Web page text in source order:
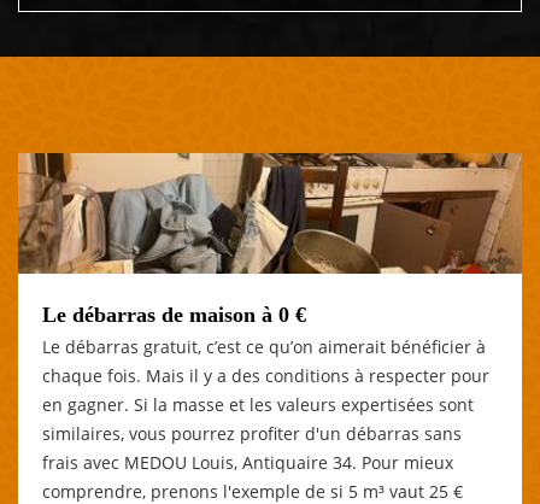
Le débarras de maison à 0 €
Le débarras gratuit, c’est ce qu’on aimerait bénéficier à
chaque fois. Mais il y a des conditions à respecter pour
en gagner. Si la masse et les valeurs expertisées sont
similaires, vous pourrez profiter d'un débarras sans
frais avec MEDOU Louis, Antiquaire 34. Pour mieux
comprendre, prenons l'exemple de si 5 m³ vaut 25 €